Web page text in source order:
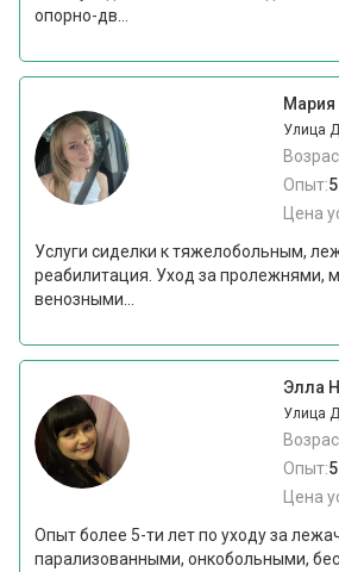
опорно-дв...
Мария
Улица
Опыт:
Цена
Услуги сиделки к тяжелобольным,
реабилитация. Уход за пролежнями,
венозными...
Элла
Улица
Опыт:
Цена
Опыт более 5-ти лет по уходу за
парализованными, онкобольными,